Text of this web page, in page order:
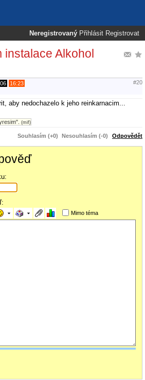
Neregistrovaný Přihlásit Registrovat
instalace Alkohol
16:23 #20
aby nedochazelo k jeho reinkarnacim...
(mif)
Souhlasím (+0) Nesouhlasím (-0) Odpovědět
Mimo téma